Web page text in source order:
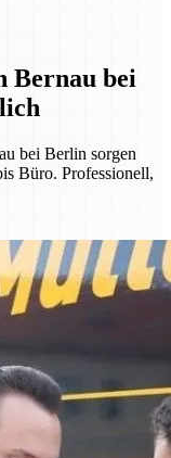
Bernau bei
bei Berlin sorgen
Büro. Professionell,